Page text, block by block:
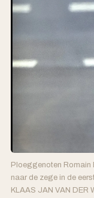
Ploeggenoten Romain
naar de zege in de
KLAAS JAN VAN DER